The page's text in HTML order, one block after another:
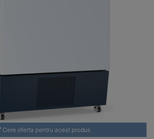
Cere oferta pentru acest produs